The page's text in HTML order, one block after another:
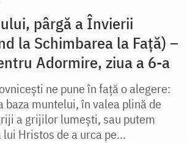
pârgă a Învierii
la Schimbarea la Față) –
Adormire, ziua a 6-a
ne pune în față o alegere:
baza muntelui, în valea plină de
a grijilor lumești, sau putem
Hristos de a urca pe...